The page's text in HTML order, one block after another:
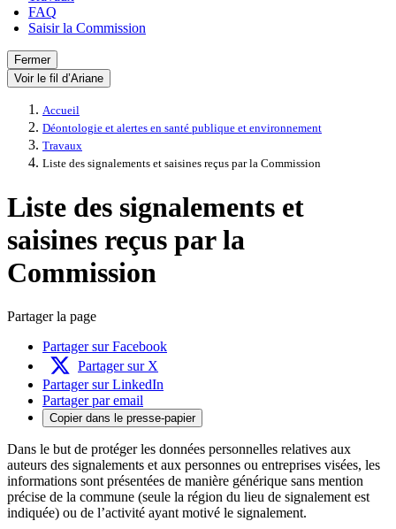
FAQ
Saisir la Commission
Fermer
Voir le fil d’Ariane
Accueil
Déontologie et alertes en santé publique et environnement
Travaux
Liste des signalements et saisines reçus par la Commission
Liste des signalements et
saisines reçus par la
Commission
Partager la page
Partager sur Facebook
Partager sur X
Partager sur LinkedIn
Partager par email
Copier dans le presse-papier
Dans le but de protéger les données personnelles relatives aux
auteurs des signalements et aux personnes ou entreprises visées, les
informations sont présentées de manière générique sans mention
précise de la commune (seule la région du lieu de signalement est
indiquée) ou de l’activité ayant motivé le signalement.